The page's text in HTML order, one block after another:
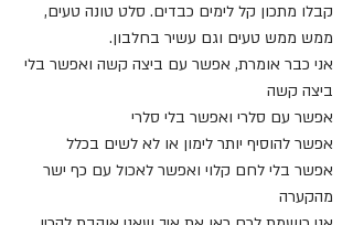
קבלו מתכון קל לימים כבדים. סלט טונה טעים,
ממש ממש טעים וגם עשיר בחלבון.
אני כבר אומרת, אפשר עם ביצה קשה ואפשר בלי
ביצה קשה
אפשר עם סלרי ואפשר בלי סלרי
אפשר להוסיף יותר לימון או לא לשים בכלל
אפשר בלי לחם קלוי ואפשר לאכול עם כף ישר
מהקערה